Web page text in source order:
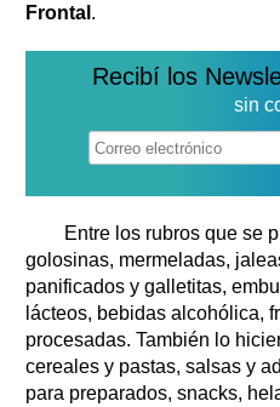
Frontal .
Recibí los
sin
Entre los rubros que se
golosinas, mermeladas,
panificados y galletitas,
lácteos, bebidas alcohólica,
procesadas. También lo
cereales y pastas, salsas y
para preparados, snacks,